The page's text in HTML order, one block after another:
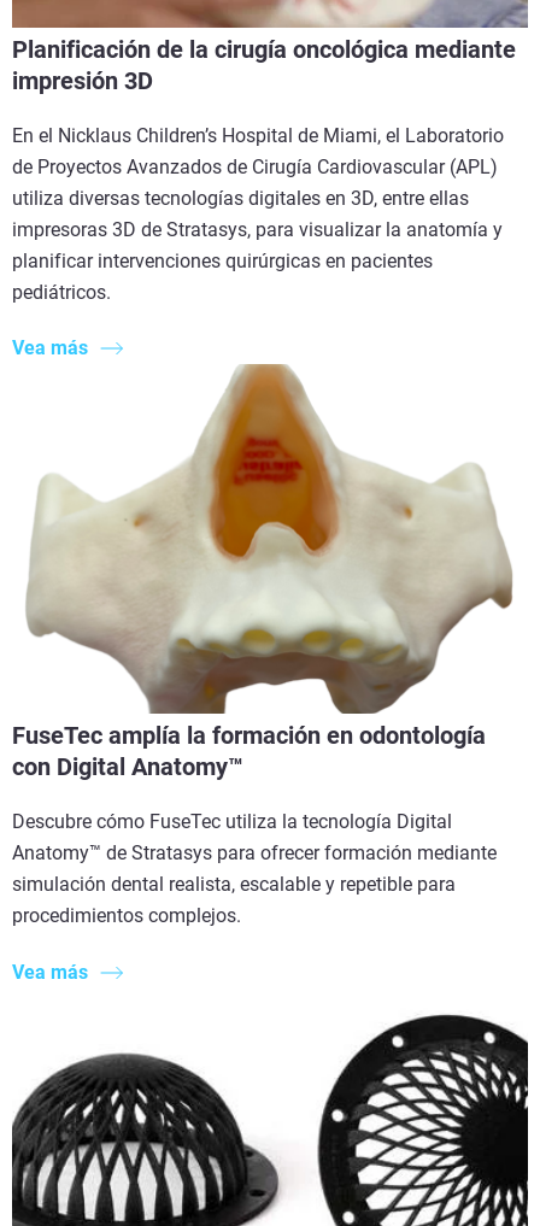
Planificación de la cirugía oncológica mediante
impresión 3D
En el Nicklaus Children’s Hospital de Miami, el Laboratorio
de Proyectos Avanzados de Cirugía Cardiovascular (APL)
utiliza diversas tecnologías digitales en 3D, entre ellas
impresoras 3D de Stratasys, para visualizar la anatomía y
planificar intervenciones quirúrgicas en pacientes
pediátricos.
Vea más
FuseTec amplía la formación en odontología
con Digital Anatomy™
Descubre cómo FuseTec utiliza la tecnología Digital
Anatomy™ de Stratasys para ofrecer formación mediante
simulación dental realista, escalable y repetible para
procedimientos complejos.
Vea más